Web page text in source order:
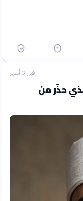
قبل 3 أشهر
حذّر من